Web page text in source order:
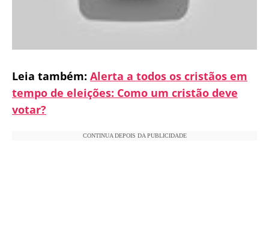
Leia também: Alerta a todos os cristãos em
tempo de eleições: Como um cristão deve
votar?
CONTINUA DEPOIS DA PUBLICIDADE